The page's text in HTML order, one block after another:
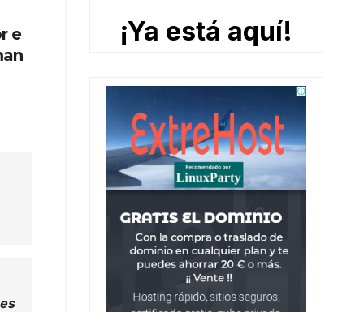
e
¡Ya está aquí!